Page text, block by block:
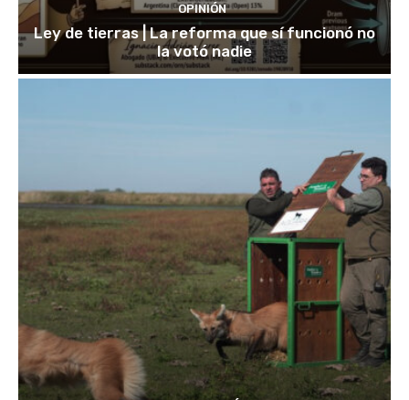
OPINIÓN
Ley de tierras | La reforma que sí funcionó no
la votó nadie